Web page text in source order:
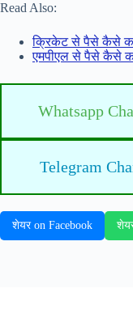
Read Also:
क्रिकेट से पैसे कैसे
एमपीएल से पैसे कैसे
Whatsapp
Telegram
शेयर on Facebook